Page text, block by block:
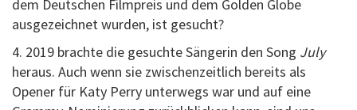
dem Deutschen Filmpreis und dem Golden Globe
ausgezeichnet wurden, ist gesucht?
4. 2019 brachte die gesuchte Sängerin den Song July
heraus. Auch wenn sie zwischenzeitlich bereits als
Opener für Katy Perry unterwegs war und auf eine